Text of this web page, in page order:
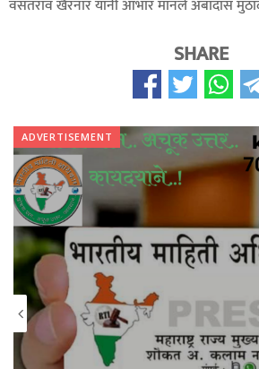
वसंतराव खैरनार यांनी आभार मानले अंबादास
SHARE
ADVERTISEMENT